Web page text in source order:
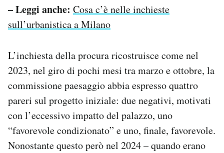
– Leggi anche: Cosa c’è nelle inchieste
sull’urbanistica a Milano
L’inchiesta della procura ricostruisce come nel
2023, nel giro di pochi mesi tra marzo e ottobre, la
commissione paesaggio abbia espresso quattro
pareri sul progetto iniziale: due negativi, motivati
con l’eccessivo impatto del palazzo, uno
“favorevole condizionato” e uno, finale, favorevole.
Nonostante questo però nel 2024 – quando erano